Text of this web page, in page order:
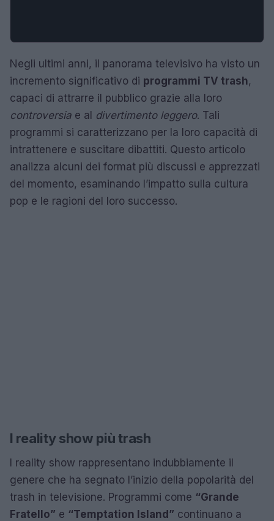
Negli ultimi anni, il panorama televisivo ha visto un
incremento significativo di programmi TV trash,
capaci di attrarre il pubblico grazie alla loro
controversia e al divertimento leggero. Tali
programmi si caratterizzano per la loro capacità di
intrattenere e suscitare dibattiti. Questo articolo
analizza alcuni dei format più discussi e apprezzati
del momento, esaminando l’impatto sulla cultura
pop e le ragioni del loro successo.
I reality show più trash
I reality show rappresentano indubbiamente il
genere che ha segnato l’inizio della popolarità del
trash in televisione. Programmi come “Grande
Fratello” e “Temptation Island” continuano a